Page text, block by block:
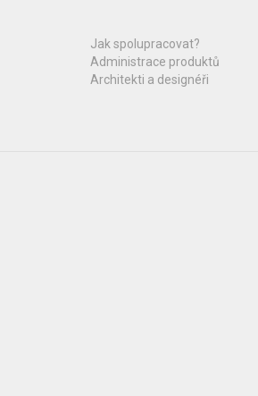
Jak spolupracovat?
Administrace produktů
Architekti a designéři